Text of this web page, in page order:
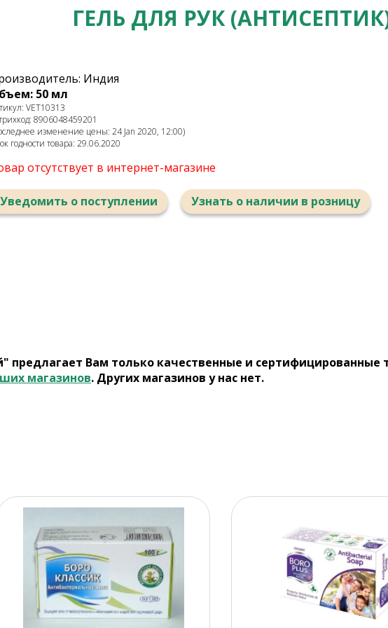
ГЕЛЬ ДЛЯ РУК
Индия
50 мл
VET10313
8906048459201
изменение цены: 24 Jan 2020, 12:00)
годности товара: 29.06.2020
отсутствует в интернет-магазине
Уведомить о поступлении Узнать о наличии в розницу
Вам только качественные и сертифицированные
магазинов. Других магазинов у нас нет.